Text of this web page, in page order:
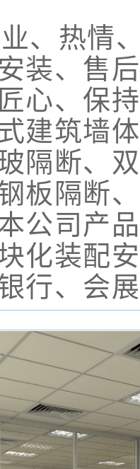
、热情
装、售
心、保
建筑墙
隔断、
板隔断
公司产
化装配
行、会